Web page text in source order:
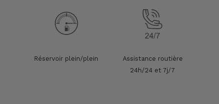
Réservoir plein/plein
Assistance routière
24h/24 et 7j/7